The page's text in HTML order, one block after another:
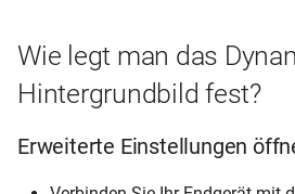
Wie legt man das
Hintergrundbild fest?
Erweiterte Einstellungen